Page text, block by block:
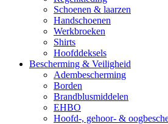
Schoenen & laarzen
Handschoenen
Werkbroeken
Shirts
Hoofddeksels
Bescherming & Veiligheid
Adembescherming
Borden
Brandblusmiddelen
EHBO
Hoofd-, gehoor- &